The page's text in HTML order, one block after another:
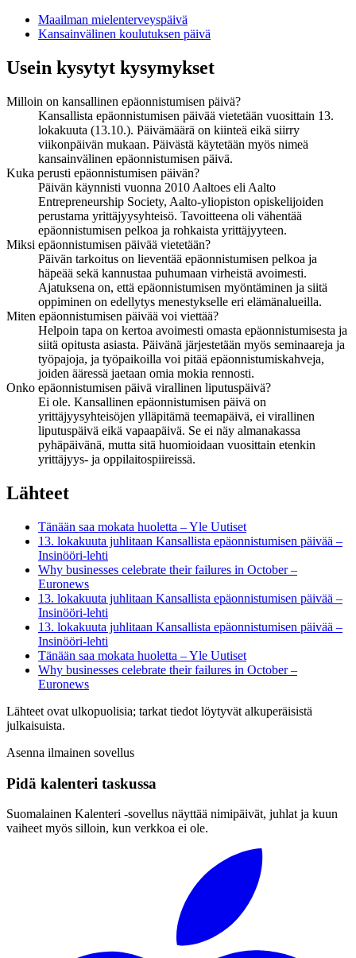
Maailman mielenterveyspäivä
Kansainvälinen koulutuksen päivä
Usein kysytyt kysymykset
Milloin on kansallinen epäonnistumisen päivä?
Kansallista epäonnistumisen päivää vietetään vuosittain 13.
lokakuuta (13.10.). Päivämäärä on kiinteä eikä siirry
viikonpäivän mukaan. Päivästä käytetään myös nimeä
kansainvälinen epäonnistumisen päivä.
Kuka perusti epäonnistumisen päivän?
Päivän käynnisti vuonna 2010 Aaltoes eli Aalto
Entrepreneurship Society, Aalto-yliopiston opiskelijoiden
perustama yrittäjyysyhteisö. Tavoitteena oli vähentää
epäonnistumisen pelkoa ja rohkaista yrittäjyyteen.
Miksi epäonnistumisen päivää vietetään?
Päivän tarkoitus on lieventää epäonnistumisen pelkoa ja
häpeää sekä kannustaa puhumaan virheistä avoimesti.
Ajatuksena on, että epäonnistumisen myöntäminen ja siitä
oppiminen on edellytys menestykselle eri elämänalueilla.
Miten epäonnistumisen päivää voi viettää?
Helpoin tapa on kertoa avoimesti omasta epäonnistumisesta ja
siitä opitusta asiasta. Päivänä järjestetään myös seminaareja ja
työpajoja, ja työpaikoilla voi pitää epäonnistumiskahveja,
joiden ääressä jaetaan omia mokia rennosti.
Onko epäonnistumisen päivä virallinen liputuspäivä?
Ei ole. Kansallinen epäonnistumisen päivä on
yrittäjyysyhteisöjen ylläpitämä teemapäivä, ei virallinen
liputuspäivä eikä vapaapäivä. Se ei näy almanakassa
pyhäpäivänä, mutta sitä huomioidaan vuosittain etenkin
yrittäjyys- ja oppilaitospiireissä.
Lähteet
Tänään saa mokata huoletta – Yle Uutiset
13. lokakuuta juhlitaan Kansallista epäonnistumisen päivää –
Insinööri-lehti
Why businesses celebrate their failures in October –
Euronews
13. lokakuuta juhlitaan Kansallista epäonnistumisen päivää –
Insinööri-lehti
13. lokakuuta juhlitaan Kansallista epäonnistumisen päivää –
Insinööri-lehti
Tänään saa mokata huoletta – Yle Uutiset
Why businesses celebrate their failures in October –
Euronews
Lähteet ovat ulkopuolisia; tarkat tiedot löytyvät alkuperäisistä
julkaisuista.
Asenna ilmainen sovellus
Pidä kalenteri taskussa
Suomalainen Kalenteri ‑sovellus näyttää nimipäivät, juhlat ja kuun
vaiheet myös silloin, kun verkkoa ei ole.